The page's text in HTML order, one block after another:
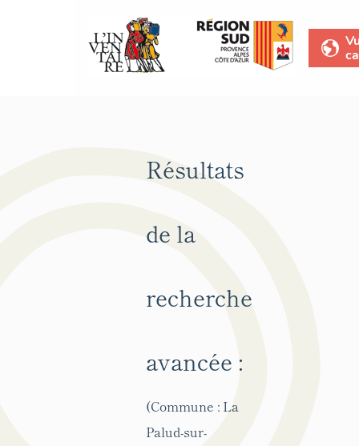
Résultats
de la
recherche
avancée :
(Commune : La
Palud-sur-